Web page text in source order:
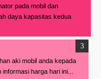
pada mobil dan
daya kapasitas kedua
aki mobil anda kepada
harga hari ini...